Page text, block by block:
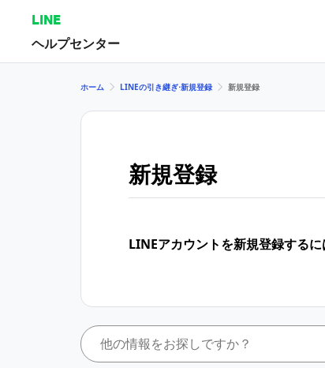
LINE
ヘルプセンター
ホーム LINEの引き継ぎ⋅新規登録 新規登録
新規登録
LINEアカウントを新規登録するに